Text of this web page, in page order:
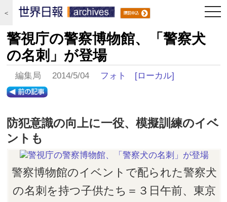
＜
警視庁の警察博物館、「警察犬
の名刺」が登場
編集局 2014/5/04 フォト [ローカル]
防犯意識の向上に一役、模擬訓練のイベ
ントも
警察博物館のイベントで配られた警察犬
の名刺を持つ子供たち＝３日午前、東京